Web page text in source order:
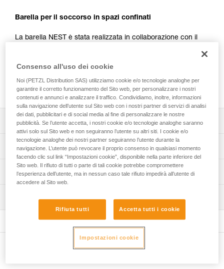
Barella per il soccorso in spazi confinati
La barella NEST è stata realizzata in collaborazione con il
ferito in posizione orizzontale, verticale o inclinata. Di facile
di utilizzo, semplifica il posizionamento del ferito. È adatta al
soccorso tecnico su corda, in particolare quello effettuato in
ambiente confinato.
Descrizione
Consente di trasportare un ferito in posizione orizzontale,
verticale, o inclinata per adattarsi ai terreni accidentati e
angusti.
Di facile utilizzo:
- imbracatura di posizionamento completa integrata alla
- codice colori che consente di semplificare l’installazione,
chiusura delle fibbie,
- regolazione semplice e rapida, grazie alle fibbie
automatiche FAST LT PLUS. Il sistema di sbloccaggio
Specifiche tecniche
Materiali: TPU, poliammide, polietilene, alluminio
Peso: 13100 g
Certificazione(i): CE
Informazioni tecniche
Scarica il pdf technical-notice-NEST-STEF-2
Dichiarazione di conformità
Altri prodotti
Consenso all'uso dei cookie
Noi (PETZL Distribution SAS) utilizziamo cookie e/o tecnologie analoghe per
garantire il corretto funzionamento del Sito web, per personalizzare i nostri
contenuti e annunci e analizzare il traffico. Condividiamo, inoltre, informazioni
sulla navigazione dell’utente sul Sito web con i nostri partner di servizi di analisi
dei dati, pubblicitari e di social media al fine di personalizzare le nostre
pubblicità. Se l’utente accetta, i nostri cookie e/o tecnologie analoghe saranno
attivi solo sul Sito web e non seguiranno l’utente su altri siti. I cookie e/o
tecnologie analoghe dei nostri partner seguiranno l’utente durante la
navigazione. L’utente può revocare il proprio consenso in qualsiasi momento
facendo clic sul link “Impostazioni cookie”, disponibile nella parte inferiore del
Sito web. Il rifiuto di tutti o parte di tali cookie potrebbe compromettere
l’esperienza dell’utente, ma in nessun caso tale rifiuto impedirà all’utente di
accedere al Sito web.
Rifiuta tutti Accetta tutti i cookie
Impostazioni cookie